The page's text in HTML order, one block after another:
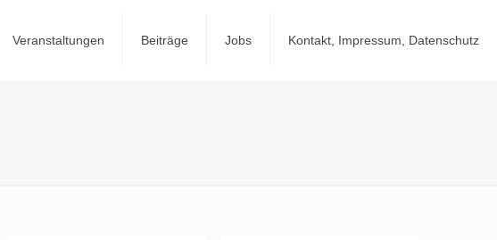
Veranstaltungen Beiträge Jobs Kontakt, Impressum, Datenschutz